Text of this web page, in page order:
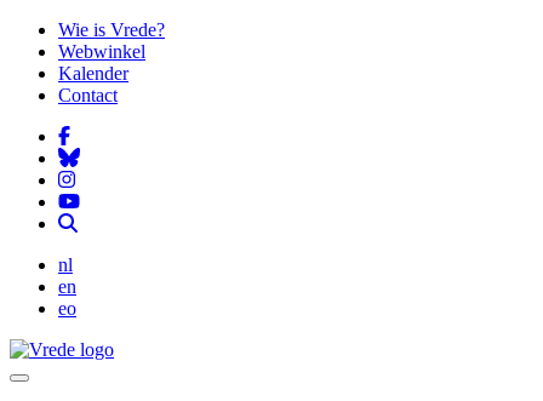
Overslaan
naar
gaan
Wie is Vrede?
Webwinkel
Kalender
Contact
nl
en
eo